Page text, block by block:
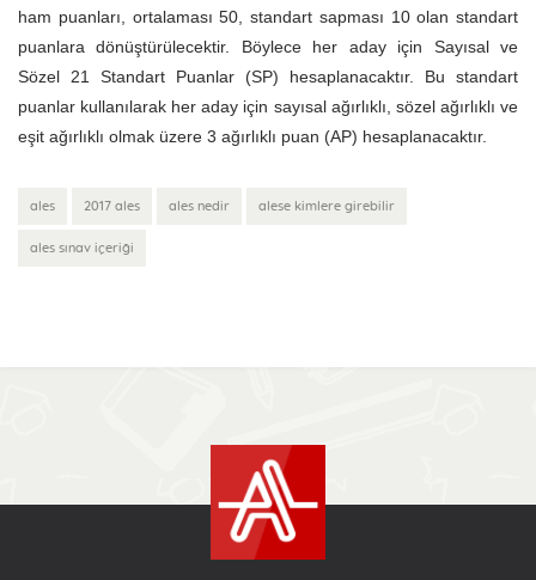
ham puanları, ortalaması 50, standart sapması 10 olan standart
puanlara dönüştürülecektir. Böylece her aday için Sayısal ve
Sözel 21 Standart Puanlar (SP) hesaplanacaktır. Bu standart
puanlar kullanılarak her aday için sayısal ağırlıklı, sözel ağırlıklı ve
eşit ağırlıklı olmak üzere 3 ağırlıklı puan (AP) hesaplanacaktır.
ales 2017 ales ales nedir alese kimlere girebilir
ales sınav içeriği